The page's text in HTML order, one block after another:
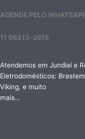
AGENDE PELO
11 96213-3615
Atendemos em Jundiaí e
Eletrodomésticos:
Viking, e muito
mais…